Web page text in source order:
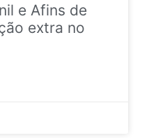
e Afins de
extra no